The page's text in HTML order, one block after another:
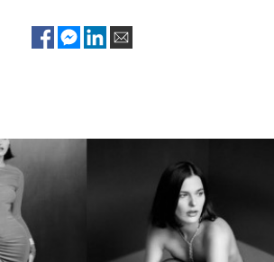
turėtų būti skelbiama spalio 26 d.